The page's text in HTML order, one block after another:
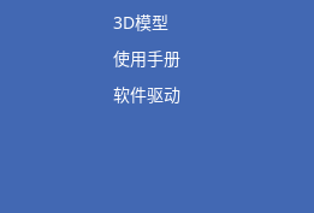
3D模型
使用手册
软件驱动